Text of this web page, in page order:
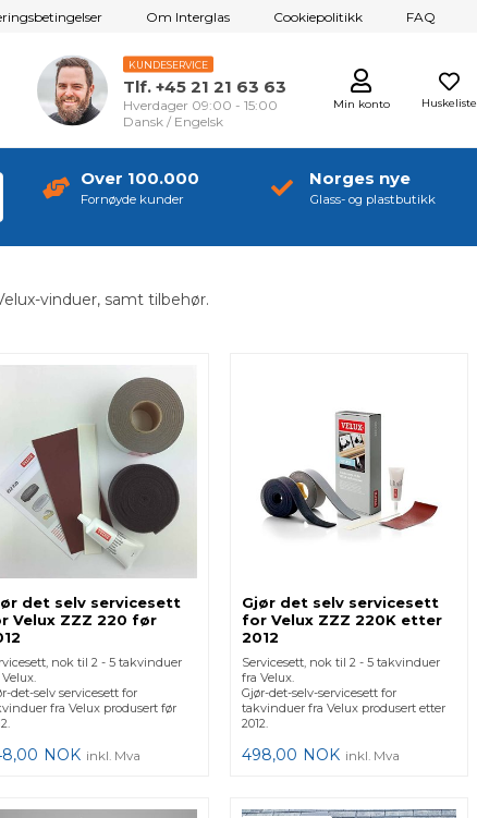
Om Interglas Cookiepolitikk FAQ
Huskeliste
Min konto
KUNDESERVICE
Tlf. +45 21 21 63 63
Hverdager 09:00 - 15:00
Dansk / Engelsk
Over 100.000
Fornøyde kunder
Norges nye
Glass- og plastbutikk
vinduer, samt tilbehør.
det selv servicesett
Velux ZZZ 220 før
nok til 2 - 5 takvinduer
det-selv servicesett for
fra Velux produsert før
NOK inkl. Mva
Gjør det selv servicesett
for Velux ZZZ 220K etter
2012
Servicesett, nok til 2 - 5 takvinduer
fra Velux.
Gjør-det-selv-servicesett for
takvinduer fra Velux produsert etter
2012.
498,00 NOK inkl. Mva